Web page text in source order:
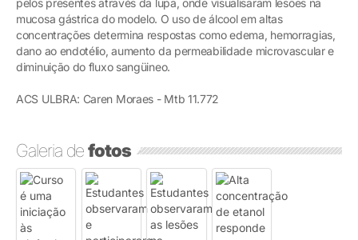
mucosa gástrica do modelo. O uso de álcool em altas
concentrações determina respostas como edema, hemorragias,
dano ao endotélio, aumento da permeabilidade microvascular e
diminuição do fluxo sangüineo.
ACS ULBRA: Caren Moraes - Mtb 11.772
Galeria defotos